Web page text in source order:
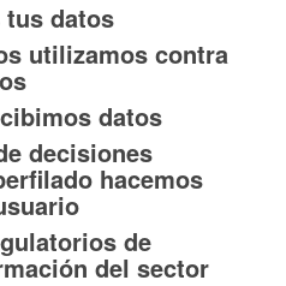
tus datos
utilizamos contra
datos
decisiones
hacemos
de
del sector